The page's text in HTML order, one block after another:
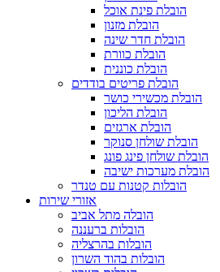
הובלת פינת אוכל
הובלת מזנון
הובלת חדר שינה
הובלת כוורת
הובלת כוננית
הובלת פריטים בודדים
הובלת מכשירי כושר
הובלת הליכון
הובלת ארגזים
הובלת שולחן סנוקר
הובלת שולחן פינג פונג
הובלת מערכות ישיבה
הובלות קטנות עם טנדר
אזורי שירות
הובלה מתל אביב
הובלות ברעננה
הובלות בהרצליה
הובלות בהוד השרון